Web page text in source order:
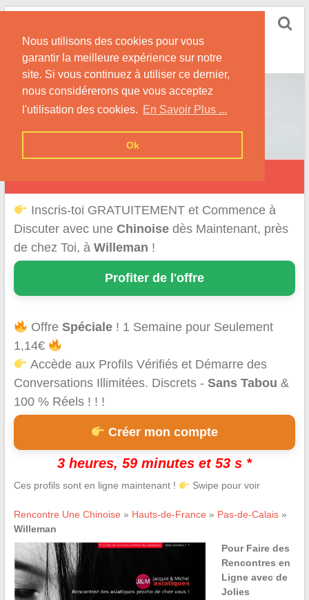
Nous utilisons des cookies pour vous
garantir la meilleure expérience sur notre
site. Si vous continuez à utiliser ce dernier,
nous considérerons que vous acceptez
l'utilisation des cookies. En Savoir Plus ...
Ok
Skip
content
Nos Conseils pour Rencontrer Une Femme
Originaire de Chine !
Inscris-toi GRATUITEMENT et Commence à
Discuter avec une Chinoisedès Maintenant, près
de chez Toi, à Willeman !
Profiter de l'offre
OffreSpéciale ! 1 Semaine pour Seulement
1,14€
Accède aux Profils Vérifiés et Démarre des
Conversations Illimitées. Discrets - Sans Tabou &
100 % Réels ! ! !
Créer mon compte
3 heures, 59 minutes et 53 s *
Ces profils sont en ligne maintenant ! Swipe pour voir
Rencontre Une Chinoise » Hauts-de-France » Pas-de-Calais»
Willeman
Pour Faire des
Rencontres en
Ligne avec de
Jolies